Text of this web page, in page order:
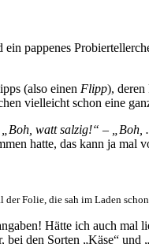
pappenes
(also einen Flipp), deren
vielleicht schon eine
watt salzig!“ –
hatte, das kann ja
Folie, die sah im Laden
Hätte ich auch mal
bei den Sorten „Käse“